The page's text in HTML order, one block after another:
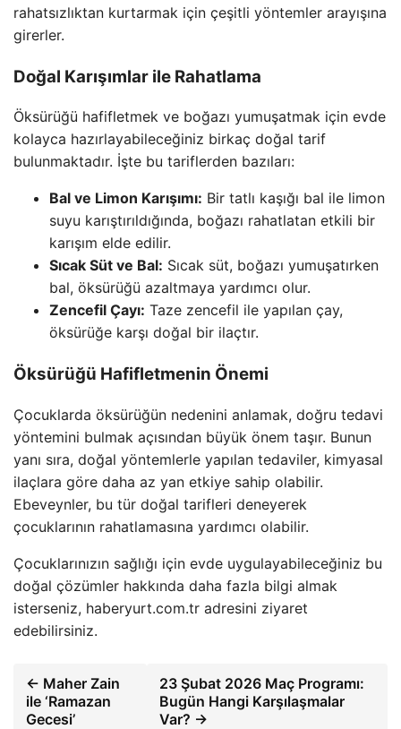
rahatsızlıktan kurtarmak için çeşitli yöntemler arayışına
girerler.
Doğal Karışımlar ile Rahatlama
Öksürüğü hafifletmek ve boğazı yumuşatmak için evde
kolayca hazırlayabileceğiniz birkaç doğal tarif
bulunmaktadır. İşte bu tariflerden bazıları:
Bal ve Limon Karışımı: Bir tatlı kaşığı bal ile limon
suyu karıştırıldığında, boğazı rahatlatan etkili bir
karışım elde edilir.
Sıcak Süt ve Bal: Sıcak süt, boğazı yumuşatırken
bal, öksürüğü azaltmaya yardımcı olur.
Zencefil Çayı: Taze zencefil ile yapılan çay,
öksürüğe karşı doğal bir ilaçtır.
Öksürüğü Hafifletmenin Önemi
Çocuklarda öksürüğün nedenini anlamak, doğru tedavi
yöntemini bulmak açısından büyük önem taşır. Bunun
yanı sıra, doğal yöntemlerle yapılan tedaviler, kimyasal
ilaçlara göre daha az yan etkiye sahip olabilir.
Ebeveynler, bu tür doğal tarifleri deneyerek
çocuklarının rahatlamasına yardımcı olabilir.
Çocuklarınızın sağlığı için evde uygulayabileceğiniz bu
doğal çözümler hakkında daha fazla bilgi almak
isterseniz, haberyurt.com.tr adresini ziyaret
edebilirsiniz.
← Maher Zain
ile ‘Ramazan
Gecesi’
23 Şubat 2026 Maç Programı:
Bugün Hangi Karşılaşmalar
Var? →